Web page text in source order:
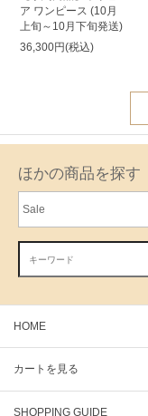
ア ワンピース (10月
上旬～10月下旬発送)
36,300円(税込)
ほかの商品を探す
HOME
カートを見る
SHOPPING GUIDE